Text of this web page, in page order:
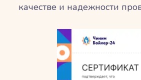
качестве и надежности